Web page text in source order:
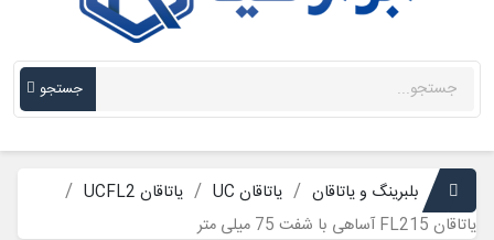
جستجو
بلبرینگ و یاتاقان یاتاقان UC
یاتاقان UCFL2
یاتاقان FL215 آساهی با شفت 75 میلی متر